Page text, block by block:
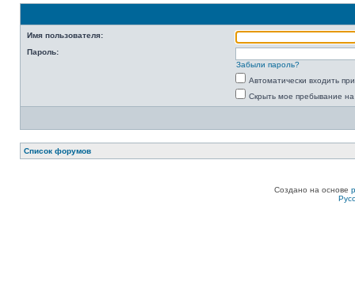
Имя пользователя:
Пароль:
Забыли пароль?
Автоматически входить
Скрыть мое пребывание
Список форумов
Создано на основе